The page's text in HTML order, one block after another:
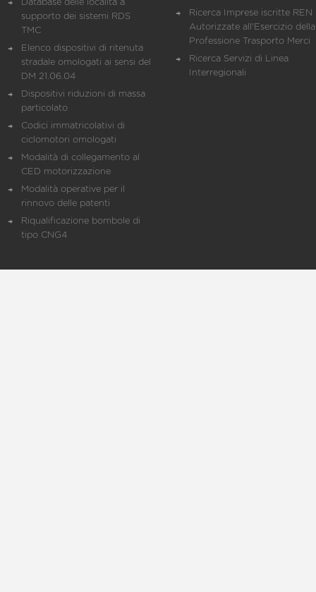
Database delle località a
supporto dei sistemi RDS
TMC
Elenco dispositivi di ritenuta
stradale omologati ai sensi del
DM 21.06.04
Dispositivi riduzioni di massa
particolato
Codici immatricolativi di
ciclomotori omologati
Modalità di collegamento al
CED motorizzazione
Modalità operative per il
rinnovo delle patenti
Riqualificazione bombole di
tipo CNG4
Ricerca Imprese iscritte REN
Autorizzate all'Esercizio della
Professione Trasporto Merci
Ricerca Servizi di Linea
Interregionali